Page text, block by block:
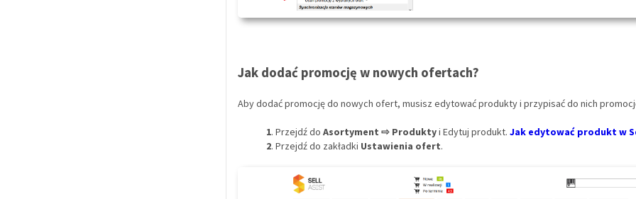
Jak dodać promocję w nowych ofertach?
Aby dodać promocję do nowych ofert, musisz edytować produkty i przypisać do nich
1. Przejdź do Asortyment ⇨ Produktyi Edytuj produkt. Jak edytować produkt w
2. Przejdź do zakładki Ustawienia ofert.